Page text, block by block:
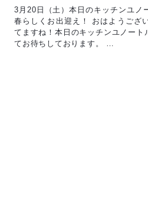
3月20日（土）本日のキッチンユノ
春らしくお出迎え！ おはようござ
てますね！本日のキッチンユノート
てお待ちしております。 …